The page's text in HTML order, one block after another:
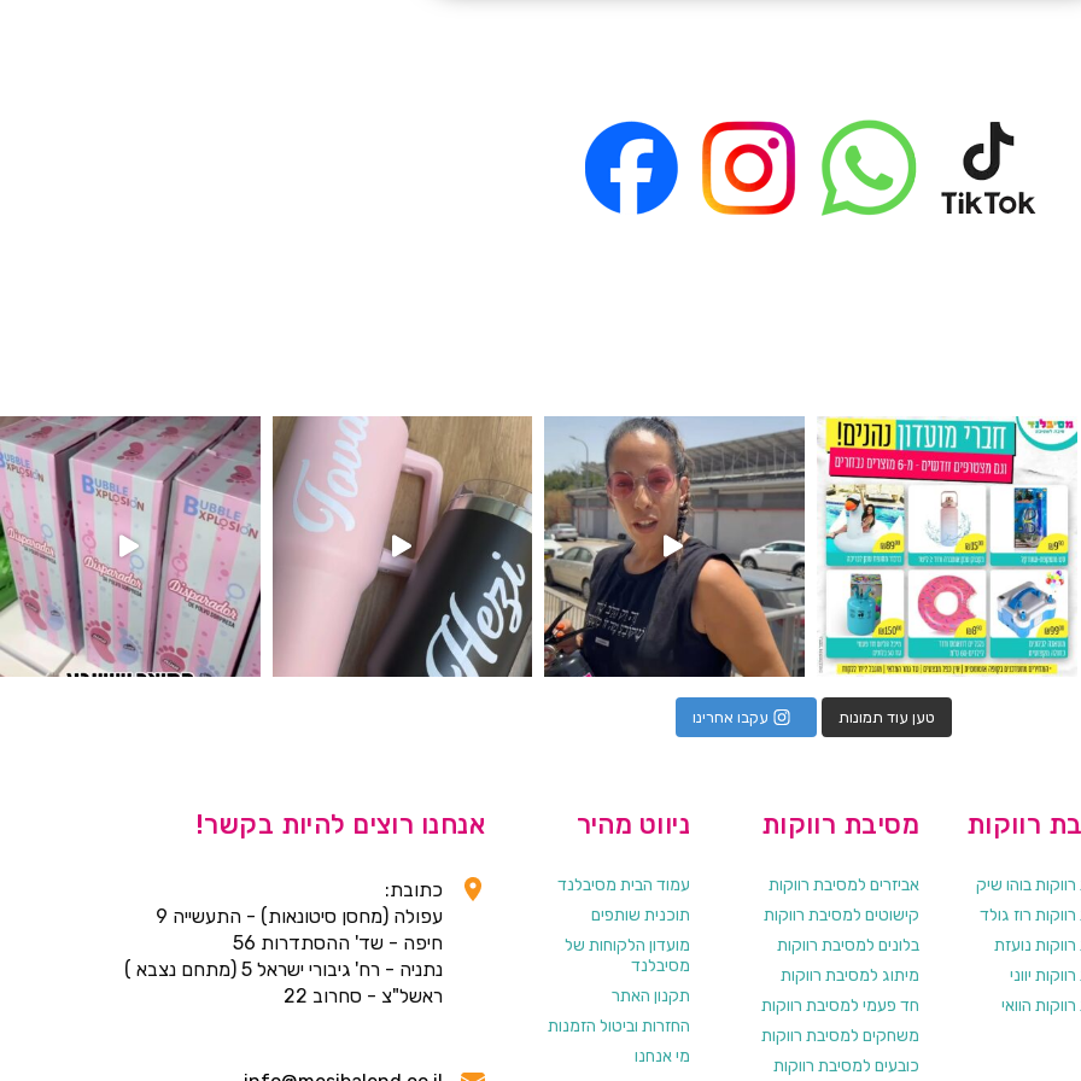
מין העובר רק במסיבלנד !! קיים
כוס נירוסטה ענקית שכול אחד צריך! קיימת באתר ובסניהמוצר הכי מבוקש שלנו מטף לגילוי מין העובר חזר למלא
טען עוד תמונות עקבו אחרינו
אנחנו רוצים להיות בקשר!
כתובת:
עפולה (מחסן סיטונאות) - התעשייה 9
חיפה - שד' ההסתדרות 56
נתניה - רח' גיבורי ישראל 5 (מתחם נצבא )
ראשל"צ - סחרוב 22
ניווט מהיר
עמוד הבית מסיבלנד
תוכנית שותפים
מועדון הלקוחות של
מסיבלנד
תקנון האתר
החזרות וביטול הזמנות
מי אנחנו
מסיבת רווקות
אביזרים למסיבת רווקות
קישוטים למסיבת רווקות
בלונים למסיבת רווקות
מיתוג למסיבת רווקות
חד פעמי למסיבת רווקות
משחקים למסיבת רווקות
כובעים למסיבת רווקות
רווקות
בוהו שיק
רוז גולד
נועזת
יווני
הוואי